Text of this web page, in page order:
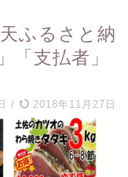
ふるさと納
「支払者」
/ 2018年11月27日